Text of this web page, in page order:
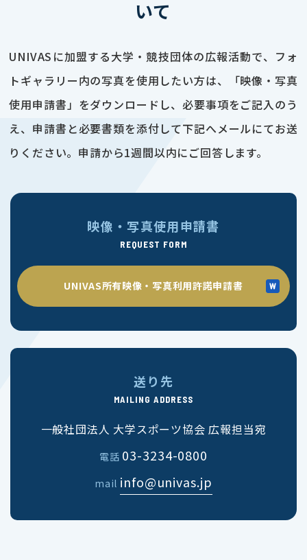
いて
UNIVASに加盟する大学・競技団体の広報活動で、フォ
トギャラリー内の写真を使用したい方は、「映像・写真
使用申請書」をダウンロードし、必要事項をご記入のう
え、申請書と必要書類を添付して下記へメールにてお送
りください。申請から1週間以内にご回答します。
映像・写真使用申請書
REQUEST FORM
UNIVAS所有映像・写真利用許諾申請書
送り先
MAILING ADDRESS
一般社団法人 大学スポーツ協会 広報担当宛
電話 03-3234-0800
mail info@univas.jp